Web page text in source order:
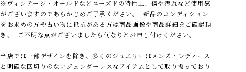
※ヴィンテージ・オールドなどユーズドの特性上、傷や汚れなど使用感
がございますのであらかじめご了承ください。 新品のコンディション
をお求めの方や古い物に抵抗がある方は商品画像や商品詳細をご確認頂
き、 ご不明な点がございましたら何なりとお申し付けください。
当店では一部デザインを除き、多くのジュエリーはメンズ・レディース
と明確な区切りのないジェンダーレスなアイテムとして取り扱っており